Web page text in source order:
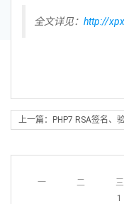
全文详见： http://
上一篇：PHP7 RSA签名、
一
二 三
1